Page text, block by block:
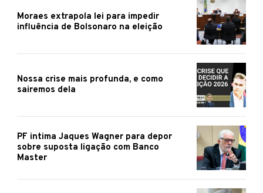
Moraes extrapola lei para impedir
influência de Bolsonaro na eleição
Nossa crise mais profunda, e como
sairemos dela
PF intima Jaques Wagner para depor
sobre suposta ligação com Banco
Master